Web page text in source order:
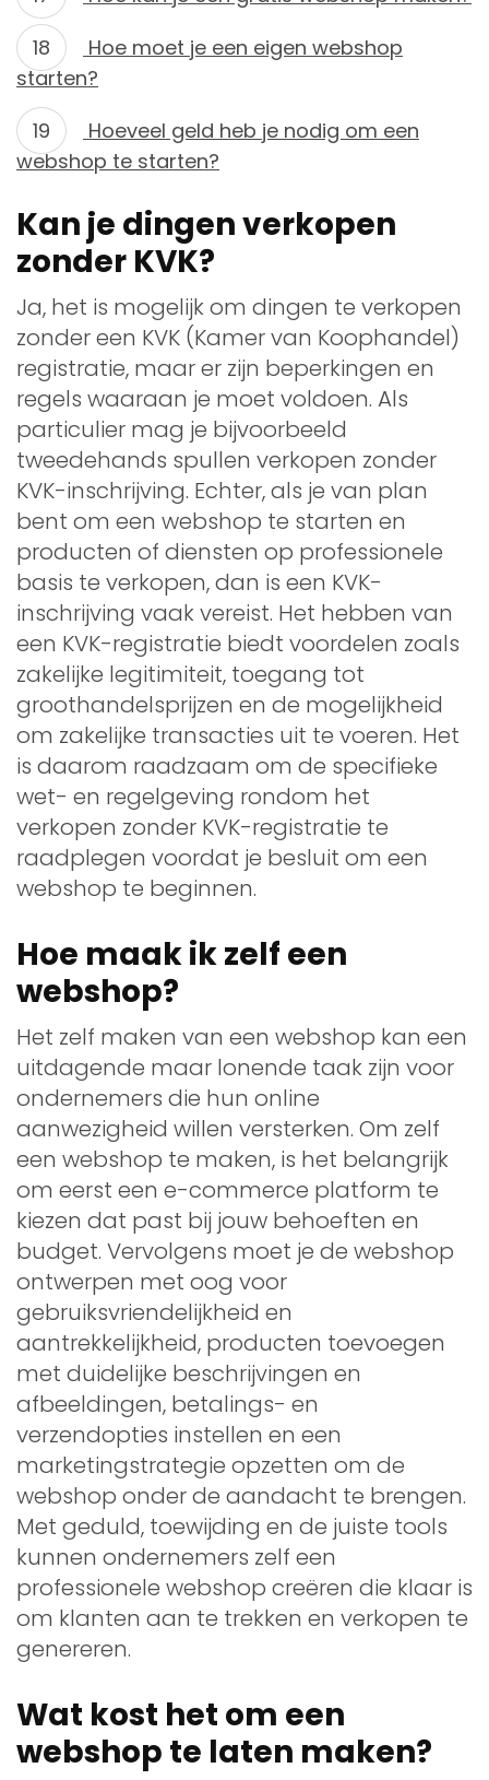
Hoe moet je een eigen webshop
starten?
Hoeveel geld heb je nodig om een
webshop te starten?
Kan je dingen verkopen
zonder KVK?
Ja, het is mogelijk om dingen te verkopen
zonder een KVK (Kamer van Koophandel)
registratie, maar er zijn beperkingen en
regels waaraan je moet voldoen. Als
particulier mag je bijvoorbeeld
tweedehands spullen verkopen zonder
KVK-inschrijving. Echter, als je van plan
bent om een webshop te starten en
producten of diensten op professionele
basis te verkopen, dan is een KVK-
inschrijving vaak vereist. Het hebben van
een KVK-registratie biedt voordelen zoals
zakelijke legitimiteit, toegang tot
groothandelsprijzen en de mogelijkheid
om zakelijke transacties uit te voeren. Het
is daarom raadzaam om de specifieke
wet- en regelgeving rondom het
verkopen zonder KVK-registratie te
raadplegen voordat je besluit om een
webshop te beginnen.
Hoe maak ik zelf een
webshop?
Het zelf maken van een webshop kan een
uitdagende maar lonende taak zijn voor
ondernemers die hun online
aanwezigheid willen versterken. Om zelf
een webshop te maken, is het belangrijk
om eerst een e-commerce platform te
kiezen dat past bij jouw behoeften en
budget. Vervolgens moet je de webshop
ontwerpen met oog voor
gebruiksvriendelijkheid en
aantrekkelijkheid, producten toevoegen
met duidelijke beschrijvingen en
afbeeldingen, betalings- en
verzendopties instellen en een
marketingstrategie opzetten om de
webshop onder de aandacht te brengen.
Met geduld, toewijding en de juiste tools
kunnen ondernemers zelf een
professionele webshop creëren die klaar is
om klanten aan te trekken en verkopen te
genereren.
Wat kost het om een
webshop te laten maken?